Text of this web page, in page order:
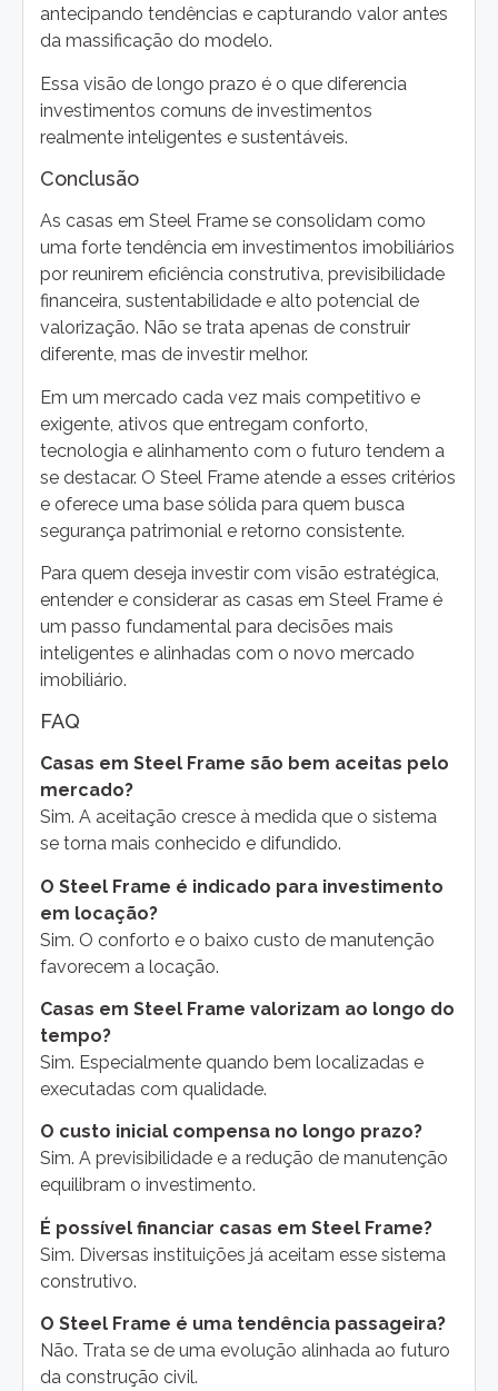
antecipando tendências e capturando valor antes
da massificação do modelo.
Essa visão de longo prazo é o que diferencia
investimentos comuns de investimentos
realmente inteligentes e sustentáveis.
Conclusão
As casas em Steel Frame se consolidam como
uma forte tendência em investimentos imobiliários
por reunirem eficiência construtiva, previsibilidade
financeira, sustentabilidade e alto potencial de
valorização. Não se trata apenas de construir
diferente, mas de investir melhor.
Em um mercado cada vez mais competitivo e
exigente, ativos que entregam conforto,
tecnologia e alinhamento com o futuro tendem a
se destacar. O Steel Frame atende a esses critérios
e oferece uma base sólida para quem busca
segurança patrimonial e retorno consistente.
Para quem deseja investir com visão estratégica,
entender e considerar as casas em Steel Frame é
um passo fundamental para decisões mais
inteligentes e alinhadas com o novo mercado
imobiliário.
FAQ
Casas em Steel Frame são bem aceitas pelo
mercado?
Sim. A aceitação cresce à medida que o sistema
se torna mais conhecido e difundido.
O Steel Frame é indicado para investimento
em locação?
Sim. O conforto e o baixo custo de manutenção
favorecem a locação.
Casas em Steel Frame valorizam ao longo do
tempo?
Sim. Especialmente quando bem localizadas e
executadas com qualidade.
O custo inicial compensa no longo prazo?
Sim. A previsibilidade e a redução de manutenção
equilibram o investimento.
É possível financiar casas em Steel Frame?
Sim. Diversas instituições já aceitam esse sistema
construtivo.
O Steel Frame é uma tendência passageira?
Não. Trata se de uma evolução alinhada ao futuro
da construção civil.